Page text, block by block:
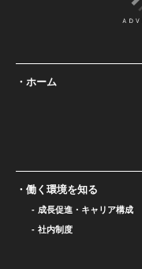
ホーム
働く環境を知る
成長促進・キャリア構成
社内制度